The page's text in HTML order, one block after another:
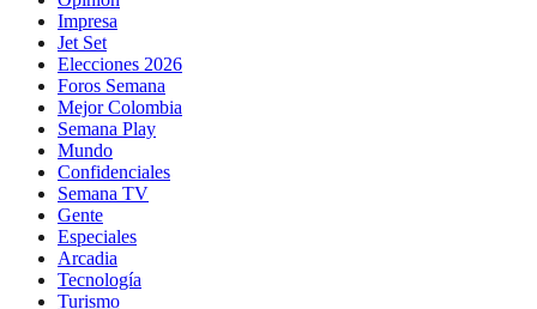
Impresa
Jet Set
Elecciones 2026
Foros Semana
Mejor Colombia
Semana Play
Mundo
Confidenciales
Semana TV
Gente
Especiales
Arcadia
Tecnología
Turismo